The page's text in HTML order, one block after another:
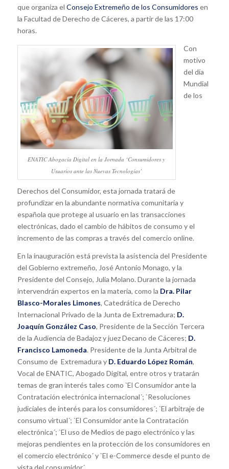
que organiza el Consejo Extremeño de los Consumidores en
la Facultad de Derecho de Cáceres, a partir de las 17:00
horas.
ENATIC Abogacía Digital en la Jornada ‘Consumidores y
Usuarios ante las Nuevas Tecnologías’
Con
motivo
del día
Mundial
de los
Derechos del Consumidor, esta jornada tratará de
profundizar en la abundante normativa comunitaria y
española que protege al usuario en las transacciones
electrónicas, dado el cambio de hábitos de consumo y el
incremento de las compras a través del comercio online.
En la inauguración está prevista la asistencia del Presidente
del Gobierno extremeño, José Antonio Monago, y la
Presidente del Consejo, Julia Molano. Durante la jornada
intervendrán expertos en la materia, como la Dra. Pilar
Blasco-Morales Limones, Catedrática de Derecho
Internacional Privado de la Junta de Extremadura; D.
Joaquín González Caso, Presidente de la Sección Tercera
de la Audiencia de Badajoz y juez Decano de Cáceres; D.
Francisco Lamoneda. Presidente de la Junta Arbitral de
Consumo de Extremadura y D. Eduardo López Román,
Vocal de ENATIC, Abogado Digital, entre otros y tratarán
temas de gran interés tales como `El Consumidor ante la
Contratación electrónica internacional´; `Resoluciones
judiciales de interés para los consumidores´; `El arbitraje de
consumo virtual´; `El Consumidor ante la Contratación
electrónica´; `El uso de Medios de pago electrónico y las
mejoras pendientes en la protección de los consumidores en
el comercio electrónico´ y `El e-Commerce desde el punto de